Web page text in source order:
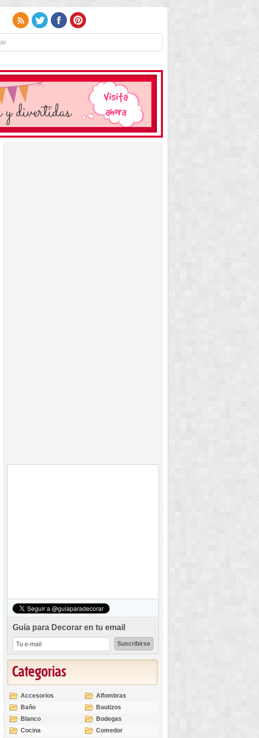
Guía para Decorar en tu email
Categorias
Accesorios
Alfombras
Baño
Bautizos
Blanco
Bodegas
Cocina
Comedor